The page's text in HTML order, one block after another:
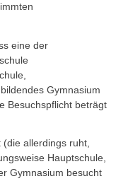
eine der
Gymnasium
Besuchspflicht beträgt
(die allerdings ruht,
Hauptschule,
Gymnasium besucht